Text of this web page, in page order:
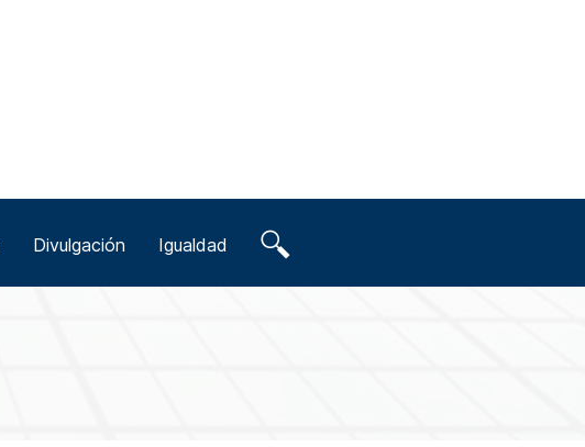
Divulgación Igualdad